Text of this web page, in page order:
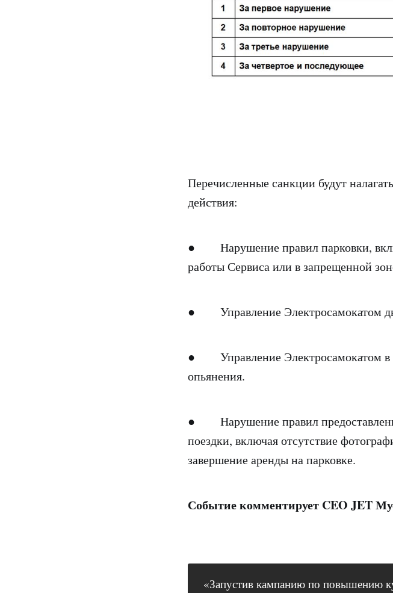
Перечисленные санкции будут
действия:
● Нарушение правил парковки,
работы Сервиса или в запрещенной
● Управление Электросамокатом
● Управление Электросамокатом в
опьянения.
● Нарушение правил
поездки, включая отсутствие
завершение аренды на парковке.
Событие комментирует CEO JET
«Запустив кампанию по повышению